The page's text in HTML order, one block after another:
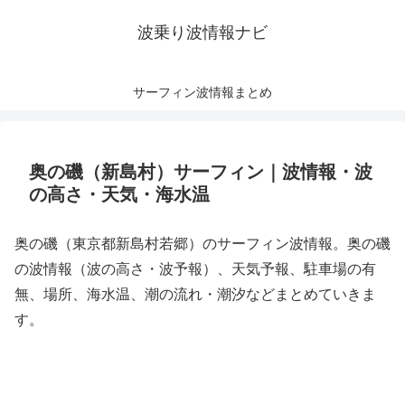
波乗り波情報ナビ
サーフィン波情報まとめ
奥の磯（新島村）サーフィン｜波情報・波
の高さ・天気・海水温
奥の磯（東京都新島村若郷）のサーフィン波情報。奥の磯
の波情報（波の高さ・波予報）、天気予報、駐車場の有
無、場所、海水温、潮の流れ・潮汐などまとめていきま
す。